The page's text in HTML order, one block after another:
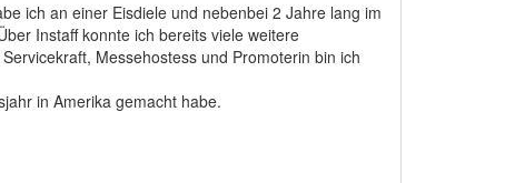
ich an einer Eisdiele und nebenbei 2 Jahre lang im
Instaff konnte ich bereits viele weitere
Messehostess und Promoterin bin ich
in Amerika gemacht habe.